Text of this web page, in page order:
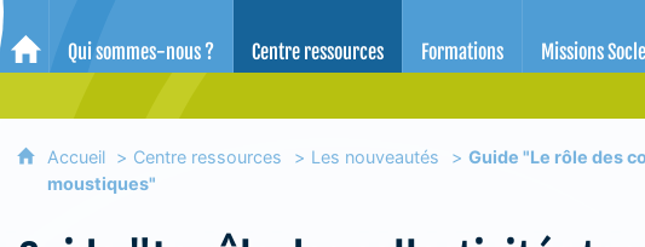
départemental d'éducation pour la santé des Alpes-Maritimes
Accueil
Qui sommes-nous ? Centre ressources Formations Missions
Accueil Centre ressources Les nouveautés
Guide "Le rôle des
moustiques"